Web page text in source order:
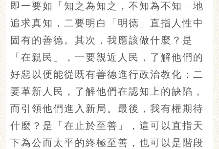
即一要如「知之為知之，不知為不知」地
追求真知，二要明白「明德」直指人性中
固有的善德。其次，我應該做什麼？是
「在親民」，一要親近人民，了解他們的
好惡以便能從既有善德進行政治教化；二
要革新人民，了解他們在認知上的缺陷，
而引領他們進入新局。最後，我有權期待
什麼？是「在止於至善」，這可以直指天
下為公而太平的終極至善，也可以是階段